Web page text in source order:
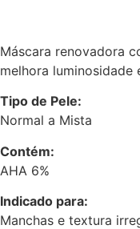
Máscara renovadora
melhora luminosidade
Tipo de Pele:
Normal a Mista
Contém:
AHA 6%
Indicado para:
Manchas e textura